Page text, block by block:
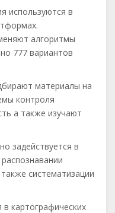
используются в
алгоритмы
777 вариантов
материалы на
контроля
а также изучают
задействуется в
систематизации
картографических